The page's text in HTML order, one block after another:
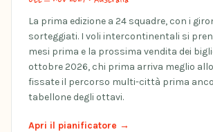
La prima edizione a 24 squadre, con i
sorteggiati. I voli intercontinentali si
mesi prima e la prossima vendita dei
ottobre 2026, chi prima arriva meglio
fissate il percorso multi-città prima
tabellone degli ottavi.
Apri il pianificatore →